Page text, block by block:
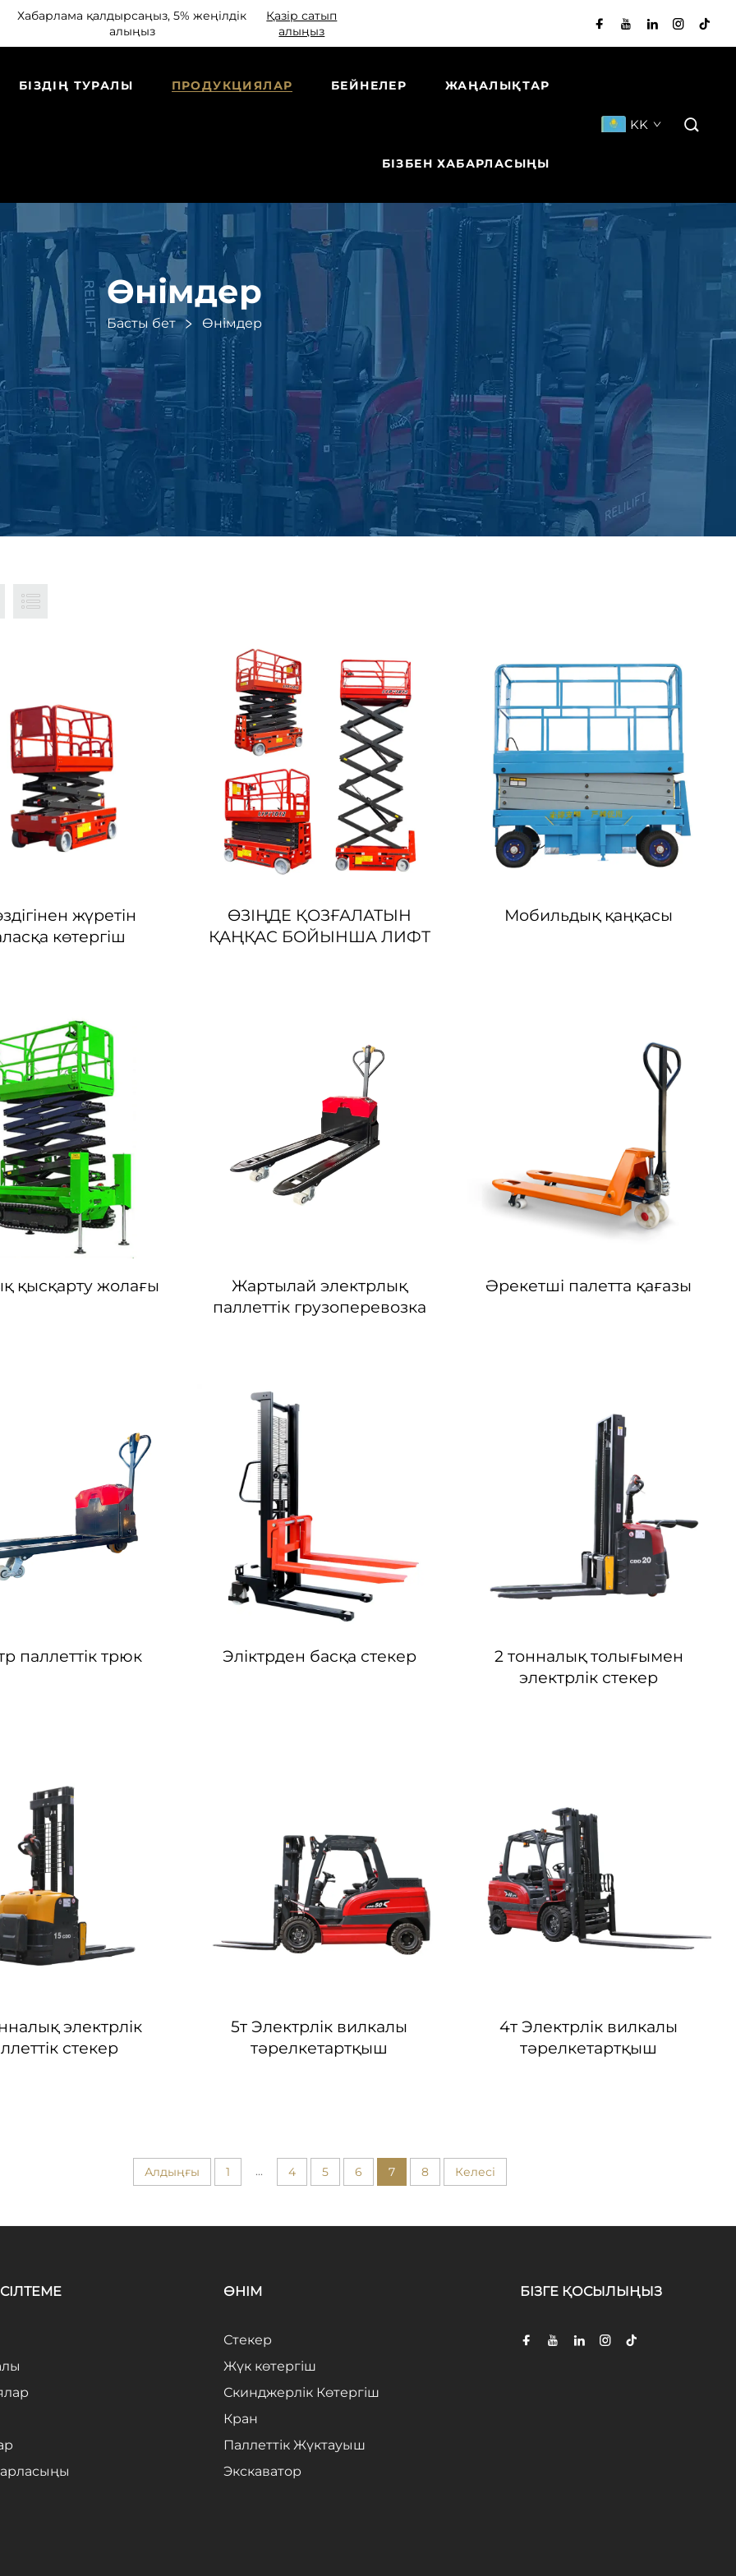
Хабарлама қалдырсаңыз, 5% жеңілдік
алыңыз
Қазір сатып
алыңыз
БІЗДІҢ ТУРАЛЫ ПРОДУКЦИЯЛАР БЕЙНЕЛЕР ЖАҢАЛЫҚТАР
БІЗБЕН ХАБАРЛАСЫҢЫ
KK
Өнімдер
Басты бет Өнімдер
жүретін
көтергіш
ӨЗІҢДЕ ҚОЗҒАЛАТЫН
ҚАҢҚАС БОЙЫНША ЛИФТ
Мобильдық қаңқасы
қысқарту жолағы
Жартылай электрлық
паллеттік грузоперевозка
Әрекетші палетта қағазы
паллеттік трюк Эліктрден басқа стекер
2 тонналық толығымен
электрлік стекер
электрлік
стекер
5т Электрлік вилкалы
тәрелкетартқыш
4т Электрлік вилкалы
тәрелкетартқыш
Алдыңғы 1 ... 4 5 6 7 8 Келесі
ӨНІМ
Стекер
Жүк көтергіш
Скинджерлік Көтергіш
Кран
Паллеттік Жүктауыш
Экскаватор
БІЗГЕ ҚОСЫЛЫҢЫЗ